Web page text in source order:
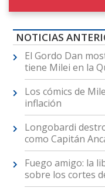
NOTICIAS
El Gordo Dan
tiene Milei en la
Los cómics de
inflación
Longobardi
como Capitán
Fuego amigo: la
sobre los cortes